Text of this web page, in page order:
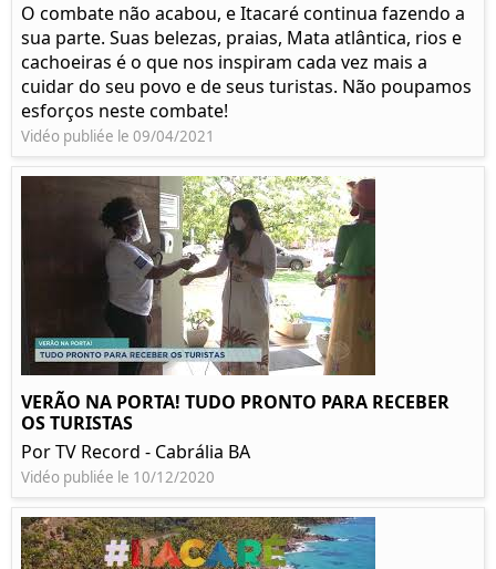
O combate não acabou, e Itacaré continua fazendo a
sua parte. Suas belezas, praias, Mata atlântica, rios e
cachoeiras é o que nos inspiram cada vez mais a
cuidar do seu povo e de seus turistas. Não poupamos
esforços neste combate!
Vidéo publiée le 09/04/2021
VERÃO NA PORTA! TUDO PRONTO PARA RECEBER
OS TURISTAS
Por TV Record - Cabrália BA
Vidéo publiée le 10/12/2020